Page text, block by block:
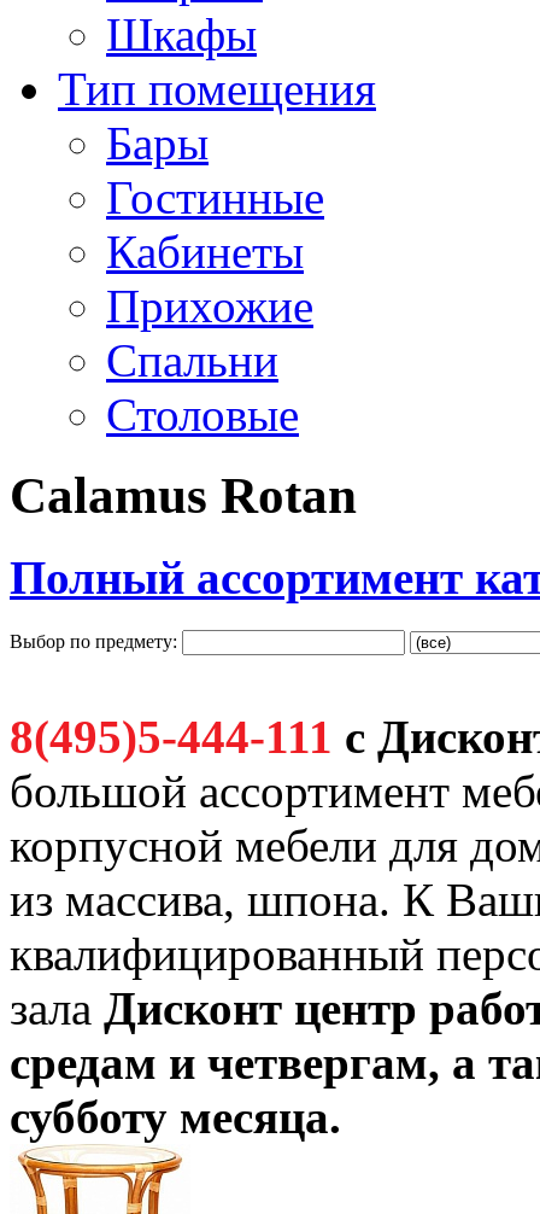
Шкафы
Тип помещения
Бары
Гостинные
Кабинеты
Прихожие
Спальни
Столовые
Calamus Rotan
Полный ассортимент
Выбор по предмету:
8(495)5-444-111 с
большой ассортимент
корпусной мебели для
из массива, шпона. К
квалифицированный
зала Дисконт центр
средам и четвергам, а
субботу месяца.